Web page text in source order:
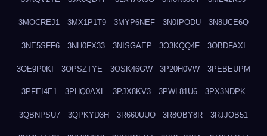
3MOCREJ1 3MX1P1T9 3MYP6NEF 3N0IPODU 3N8UCE6Q
3NE5SFF6 3NH0FX33 3NISGAEP 3O3KQQ4F 3OBDFAXI
3OE9P0KI 3OPSZTYE 3OSK46GW 3P20H0VW 3PEBEUPM
3PFEI4E1 3PHQ0AXL 3PJX8KV3 3PWL81U6 3PX3NDPK
3QBNPSU7 3QPKYD3H 3R660UUO 3R8OBY8R 3RJJOB51